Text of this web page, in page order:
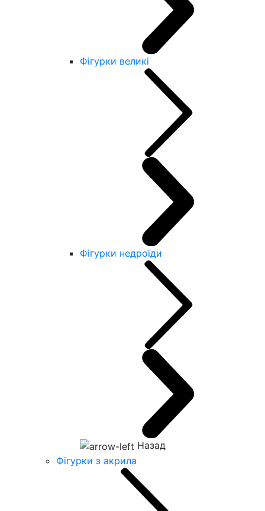
Фігурки великі
Фігурки недроїди
Назад
Фігурки з акрила